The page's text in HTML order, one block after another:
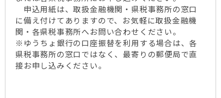
申込用紙は、取扱金融機関・県税事務所の窓口
に備え付けてありますので、お気軽に取扱金融機
関・各県税事務所へお問い合わせください。
※ゆうちょ銀行の口座振替を利用する場合は、各
県税事務所の窓口ではなく、最寄りの郵便局で直
接お申し込みください。